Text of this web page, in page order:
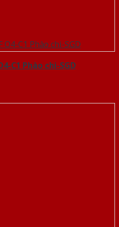
C1 Phào chi-SGD